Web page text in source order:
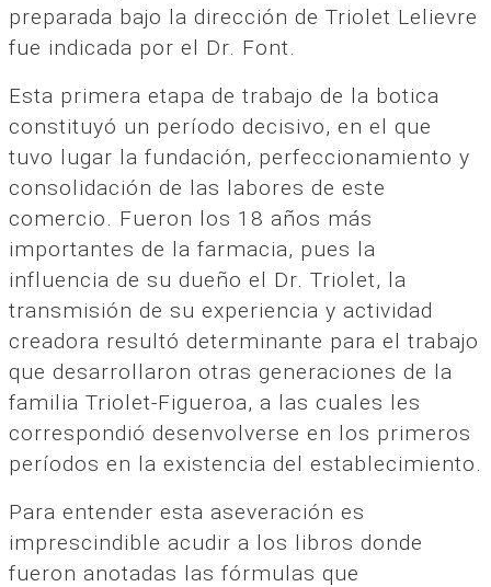
preparada bajo la dirección de Triolet Lelievre
fue indicada por el Dr. Font.
Esta primera etapa de trabajo de la botica
constituyó un período decisivo, en el que
tuvo lugar la fundación, perfeccionamiento y
consolidación de las labores de este
comercio. Fueron los 18 años más
importantes de la farmacia, pues la
influencia de su dueño el Dr. Triolet, la
transmisión de su experiencia y actividad
creadora resultó determinante para el trabajo
que desarrollaron otras generaciones de la
familia Triolet-Figueroa, a las cuales les
correspondió desenvolverse en los primeros
períodos en la existencia del establecimiento.
Para entender esta aseveración es
imprescindible acudir a los libros donde
fueron anotadas las fórmulas que